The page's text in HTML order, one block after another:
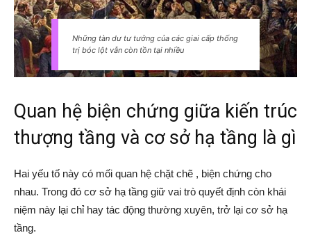
Những tàn dư tư tưởng của các giai cấp thống
trị bóc lột vẫn còn tồn tại nhiều
Quan hệ biện chứng giữa kiến trúc
thượng tầng và cơ sở hạ tầng là gì
Hai yếu tố này có mối quan hệ chặt chẽ , biện chứng cho
nhau. Trong đó cơ sở hạ tầng giữ vai trò quyết định còn khái
niệm này lại chỉ hay tác động thường xuyên, trở lại cơ sở hạ
tầng.